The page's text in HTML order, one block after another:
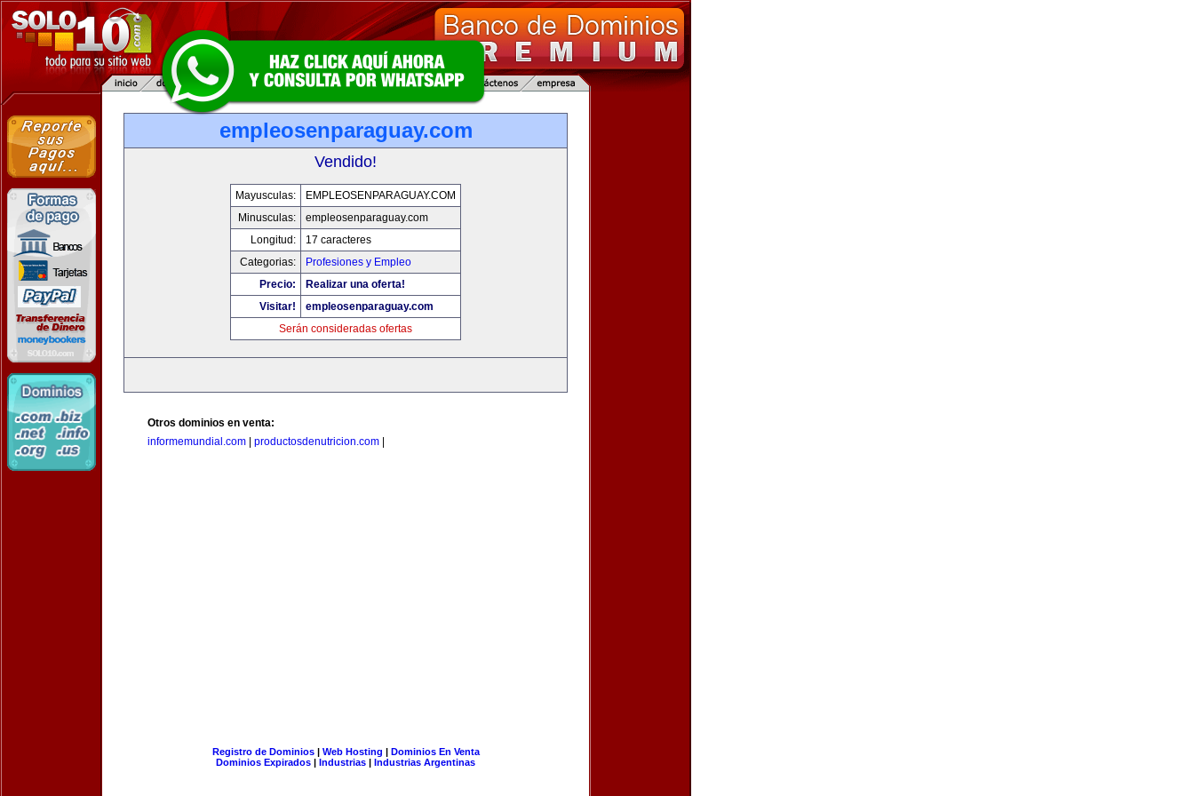
empleosenparaguay.com
Vendido!
Mayusculas:
EMPLEOSENPARAGUAY.COM
Minusculas:
empleosenparaguay.com
Longitud:
17 caracteres
Categorias:
Profesiones y Empleo
Precio:
Realizar una oferta!
Visitar!
empleosenparaguay.com
Serán consideradas ofertas
Otros dominios en venta:
informemundial.com
productosdenutricion.com
Registro de Dominios| Web Hosting | Dominios En Venta
Dominios Expirados | Industrias | Industrias Argentinas